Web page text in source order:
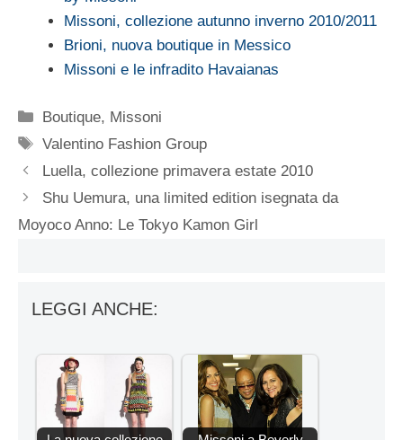
Missoni, collezione autunno inverno 2010/2011
Brioni, nuova boutique in Messico
Missoni e le infradito Havaianas
Categorie
Boutique, Missoni
Tag
Valentino Fashion Group
Luella, collezione primavera estate 2010
Shu Uemura, una limited edition isegnata da
Moyoco Anno: Le Tokyo Kamon Girl
LEGGI ANCHE: